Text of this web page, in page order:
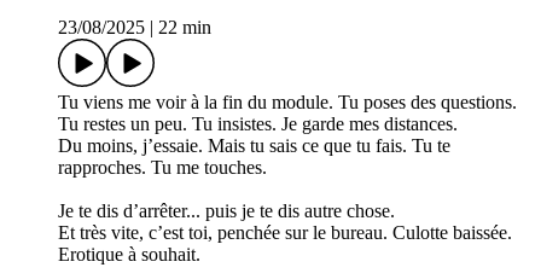
23/08/2025
22 min
Tu viens me voir à la fin du module. Tu poses des questions.
Tu restes un peu. Tu insistes. Je garde mes distances.
Du moins, j’essaie. Mais tu sais ce que tu fais. Tu te
rapproches. Tu me touches.
Je te dis d’arrêter... puis je te dis autre chose.
Et très vite, c’est toi, penchée sur le bureau. Culotte baissée.
Erotique à souhait.